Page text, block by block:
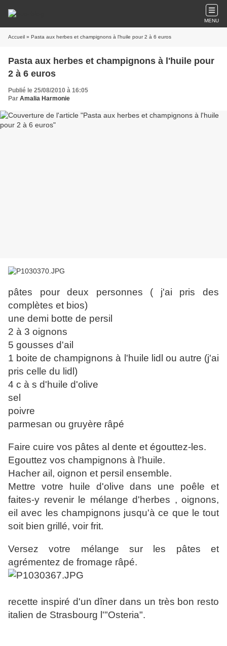
MENU
Accueil » Pasta aux herbes et champignons à l'huile pour 2 à 6 euros
Pasta aux herbes et champignons à l'huile pour
2 à 6 euros
Publié le 25/08/2010 à 16:05
Par Amalia Harmonie
pâtes pour deux personnes ( j'ai pris des
complètes et bios)
une demi botte de persil
2 à 3 oignons
5 gousses d'ail
1 boite de champignons à l'huile lidl ou autre (j'ai
pris celle du lidl)
4 c à s d'huile d'olive
sel
poivre
parmesan ou gruyère râpé
Faire cuire vos pâtes al dente et égouttez-les.
Egouttez vos champignons à l'huile.
Hacher ail, oignon et persil ensemble.
Mettre votre huile d'olive dans une poêle et
faites-y revenir le mélange d'herbes , oignons,
eil avec les champignons jusqu'à ce que le tout
soit bien grillé, voir frit.
Versez votre mélange sur les pâtes et
agrémentez de fromage râpé.
recette inspiré d'un dîner dans un très bon resto
italien de Strasbourg l'"Osteria".